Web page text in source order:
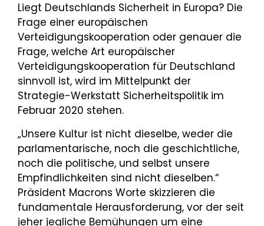
Liegt Deutschlands Sicherheit in Europa? Die
Frage einer europäischen
Verteidigungskooperation oder genauer die
Frage, welche Art europäischer
Verteidigungskooperation für Deutschland
sinnvoll ist, wird im Mittelpunkt der
Strategie-Werkstatt Sicherheitspolitik im
Februar 2020 stehen.
„Unsere Kultur ist nicht dieselbe, weder die
parlamentarische, noch die geschichtliche,
noch die politische, und selbst unsere
Empfindlichkeiten sind nicht dieselben.“
Präsident Macrons Worte skizzieren die
fundamentale Herausforderung, vor der seit
jeher jegliche Bemühungen um eine